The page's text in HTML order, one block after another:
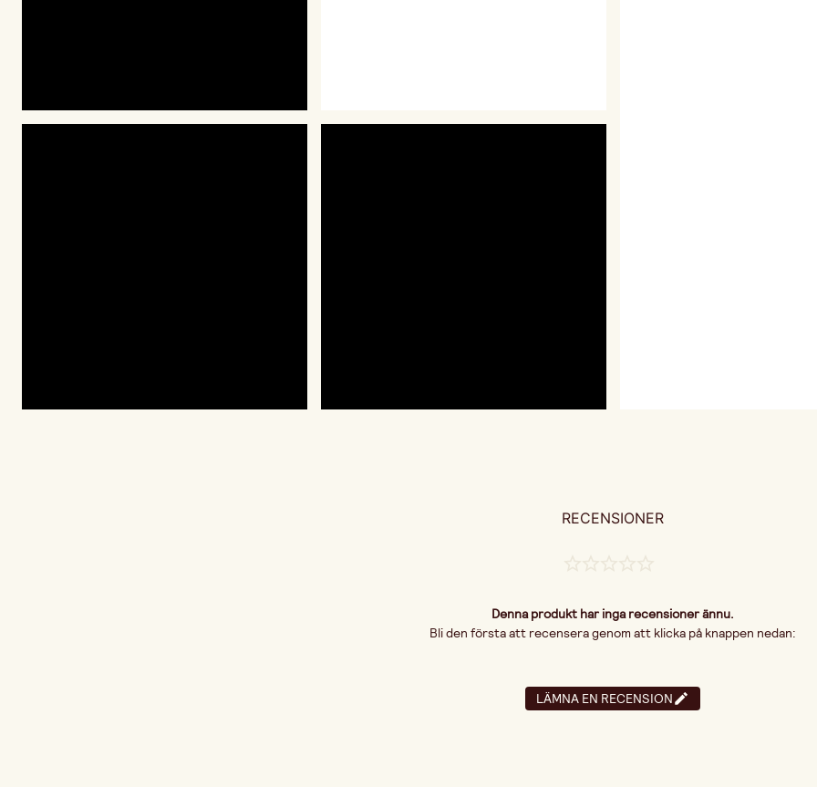
RECENSIONER
Denna produkt har inga recensioner ännu.
Bli den första att recensera genom att klicka på knappen nedan:
LÄMNA EN RECENSION